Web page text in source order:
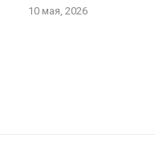
10 мая, 2026